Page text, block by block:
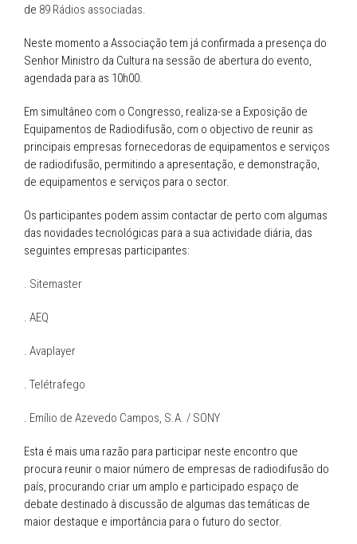
de 89 Rádios associadas.
Neste momento a Associação tem já confirmada a presença do
Senhor Ministro da Cultura na sessão de abertura do evento,
agendada para as 10h00.
Em simultâneo com o Congresso, realiza-se a Exposição de
Equipamentos de Radiodifusão, com o objectivo de reunir as
principais empresas fornecedoras de equipamentos e serviços
de radiodifusão, permitindo a apresentação, e demonstração,
de equipamentos e serviços para o sector.
Os participantes podem assim contactar de perto com algumas
das novidades tecnológicas para a sua actividade diária, das
seguintes empresas participantes:
. Sitemaster
. AEQ
. Avaplayer
. Telétrafego
. Emílio de Azevedo Campos, S.A. / SONY
Esta é mais uma razão para participar neste encontro que
procura reunir o maior número de empresas de radiodifusão do
país, procurando criar um amplo e participado espaço de
debate destinado à discussão de algumas das temáticas de
maior destaque e importância para o futuro do sector.